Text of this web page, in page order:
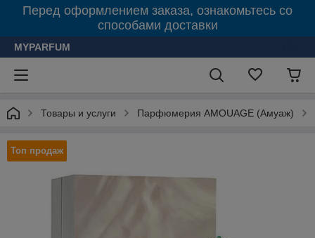
Перед оформлением заказа, ознакомьтесь со
способами доставки
MYPARFUM
Товары и услуги Парфюмерия AMOUAGE (Амуаж)
Топ продаж